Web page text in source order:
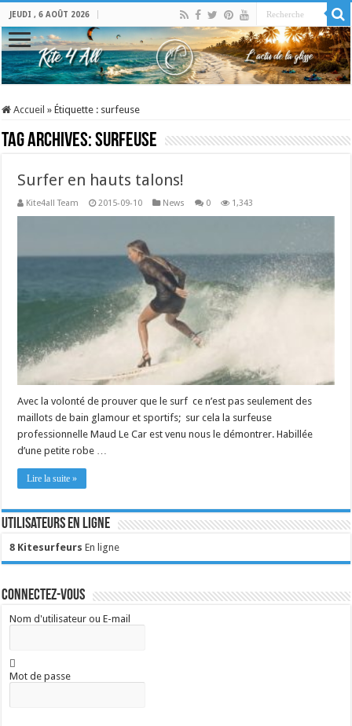
JEUDI , 6 AOÛT 2026
Accueil » Étiquette : surfeuse
Tag Archives:surfeuse
Surfer en hauts talons!
Kite4all Team 2015-09-10 News 0 1,343
Avec la volonté de prouver que le surf ce n’est pas seulement des
maillots de bain glamour et sportifs; sur cela la surfeuse
professionnelle Maud Le Car est venu nous le démontrer. Habillée
d’une petite robe …
Lire la suite »
Utilisateurs en ligne
8 Kitesurfeurs En ligne
Connectez-vous
Nom d'utilisateur ou E-mail
Mot de passe